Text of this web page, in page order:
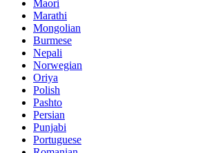
Maori
Marathi
Mongolian
Burmese
Nepali
Norwegian
Oriya
Polish
Pashto
Persian
Punjabi
Portuguese